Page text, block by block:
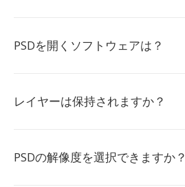
PSDを開くソフトウェアは？
レイヤーは保持されますか？
PSDの解像度を選択できますか？